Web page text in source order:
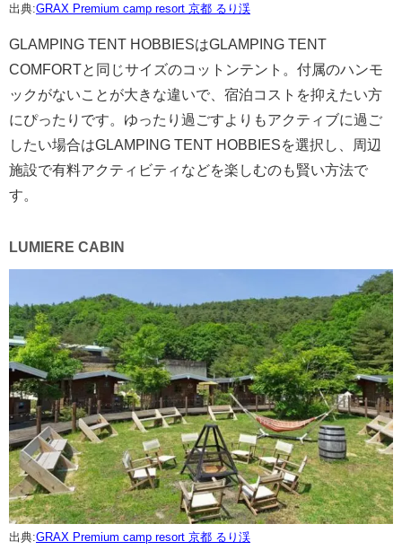
出典:GRAX Premium camp resort 京都 るり渓
GLAMPING TENT HOBBIESはGLAMPING TENT
COMFORTと同じサイズのコットンテント。付属のハンモ
ックがないことが大きな違いで、宿泊コストを抑えたい方
にぴったりです。ゆったり過ごすよりもアクティブに過ご
したい場合はGLAMPING TENT HOBBIESを選択し、周辺
施設で有料アクティビティなどを楽しむのも賢い方法で
す。
LUMIERE CABIN
出典:GRAX Premium camp resort 京都 るり渓